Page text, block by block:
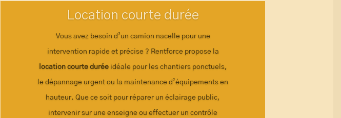
Location courte durée
Vous avez besoin d’un camion nacelle pour une
intervention rapide et précise ? Rentforce propose la
location courte duréeidéale pour les chantiers ponctuels,
le dépannage urgent ou la maintenance d’équipements en
hauteur. Que ce soit pour réparer un éclairage public,
intervenir sur une enseigne ou effectuer un contrôle